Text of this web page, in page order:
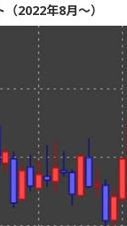
2022年8月～）